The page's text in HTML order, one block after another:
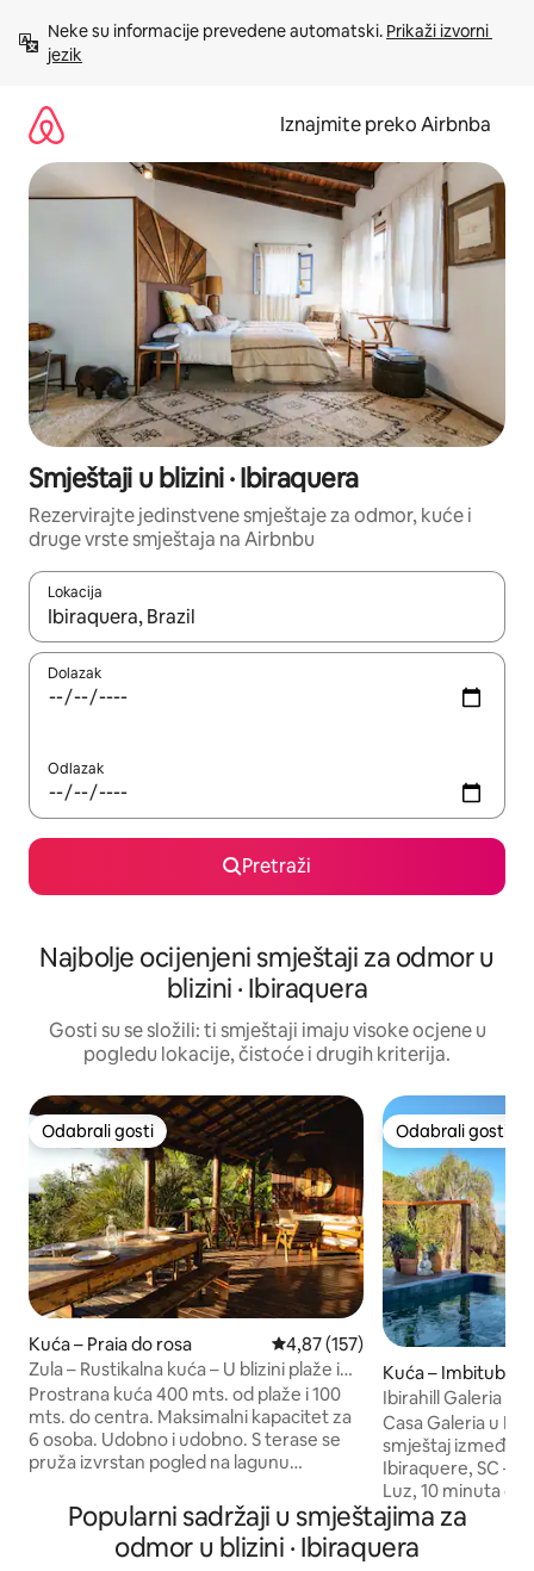
sadržaj
Neke su informacije prevedene automatski. Prikaži izvorni
jezik
Iznajmite preko Airbnba
Smještaji u blizini · Ibiraquera
Rezervirajte jedinstvene smještaje za odmor, kuće i
druge vrste smještaja na Airbnbu
Lokacija
Kada budu dostupni rezultati, moći ćete ih pregledati
Dolazak
Odlazak
Pretraži
Najbolje ocijenjeni smještaji za odmor u
blizini · Ibiraquera
Gosti su se složili: ti smještaji imaju visoke ocjene u
pogledu lokacije, čistoće i drugih kriterija.
Odabrali gosti
Odabrali gosti
Kuća – Praia do rosa Prosječna ocjena: 4,87/5,
4,87 (157)
Zula – Rustikalna kuća – U blizini plaže i
grada.
Prostrana kuća 400 mts. od plaže i 100
mts. do centra. Maksimalni kapacitet za
6 osoba. Udobno i udobno. S terase se
pruža izvrstan pogled na lagunu
brda s pogledom na ocean. Glavna
spavaća soba s vlastitom kupaonicom i
bračnim krevetom (bez klima-uređaja), 1
Odabrali gosti
Odabrali gosti
Kuća – Imbituba
Ibirahill Galeria -
Casa Galeria u
smještaj između
Ibiraquere, SC –
Luz, 10 minuta od
od tri samostalne
privatnim
očuvanom tišinom. Ibirahill je
Popularni sadržaji u smještajima za
odmor u blizini · Ibiraquera